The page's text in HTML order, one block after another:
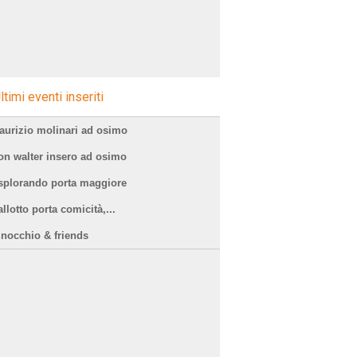
eventi inseriti
molinari ad osimo
walter insero ad osimo
porta maggiore
porta comicità,...
& friends